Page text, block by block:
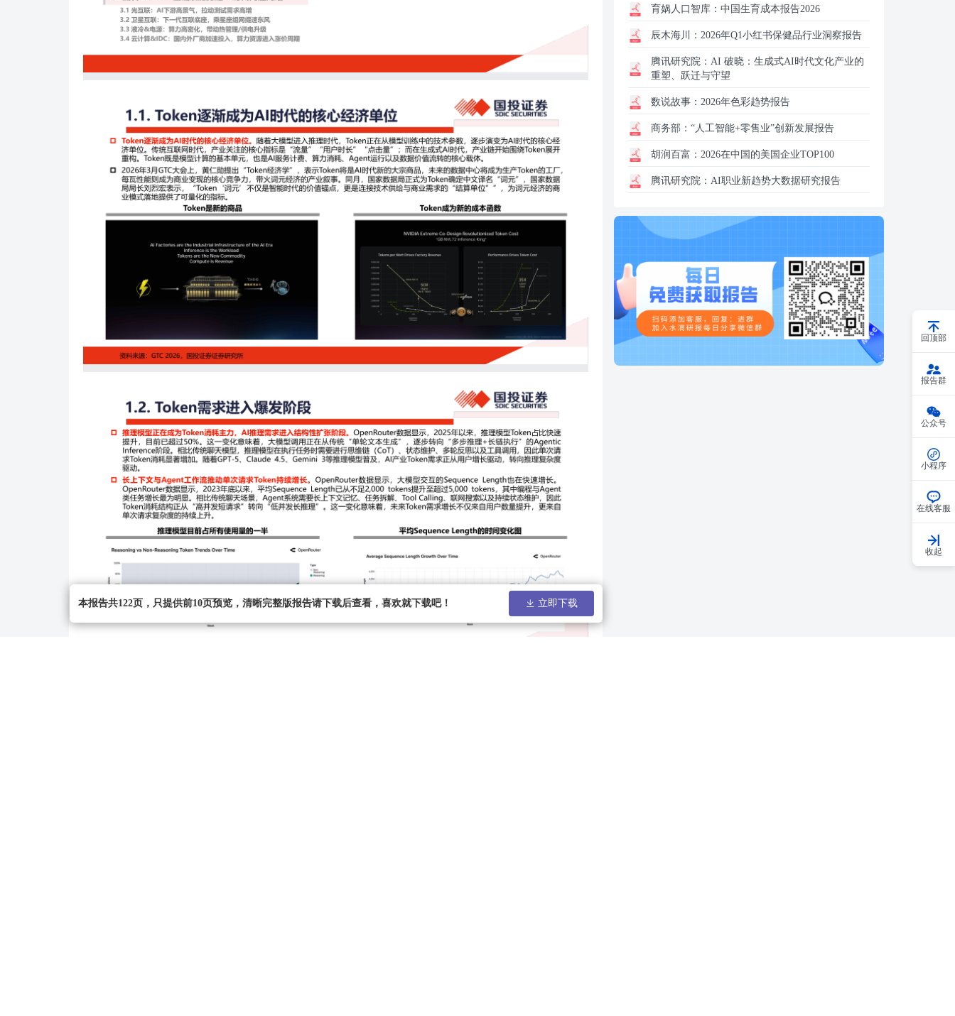
本报告共122页，只提供前10页预览，清晰完整版报告请下载后查看，喜欢就下载吧！ 立即下载
育娲人口智库： 中国生育成本报告2026
辰木海川： 2026年Q1小红书保健品行业洞察报告
腾讯研究院： AI 破晓：生成式AI时代文化产业的
重塑、跃迁与守望
数说故事： 2026年色彩趋势报告
商务部： “人工智能+零售业”创新发展报告
胡润百富： 2026在中国的美国企业TOP100
腾讯研究院： AI职业新趋势大数据研究报告
回顶部
报告群
公众号
小程序
在线客服
收起